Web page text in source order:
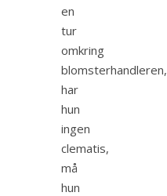
en
tur
omkring
blomsterhandleren,
har
hun
ingen
clematis,
må
hun